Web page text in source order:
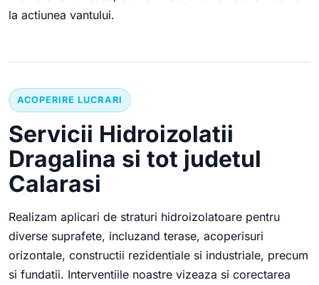
la actiunea vantului.
ACOPERIRE LUCRARI
Servicii Hidroizolatii
Dragalina si tot judetul
Calarasi
Realizam aplicari de straturi hidroizolatoare pentru
diverse suprafete, incluzand terase, acoperisuri
orizontale, constructii rezidentiale si industriale, precum
si fundatii. Interventiile noastre vizeaza si corectarea